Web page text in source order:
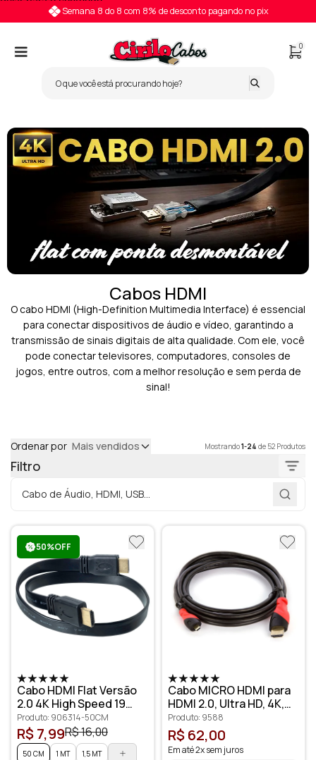
Semana 8 do 8 com 8% de desconto pagando no pix
0
Cabos HDMI
O cabo HDMI (High-Definition Multimedia Interface) é essencial
para conectar dispositivos de áudio e vídeo, garantindo a
transmissão de sinais digitais de alta qualidade. Com ele, você
pode conectar televisores, computadores, consoles de
jogos, entre outros, com a melhor resolução e sem perda de
sinal!
Ordenar por Mais vendidos Mostrando1-24 de 52 Produtos
Filtro
50%OFF
Cabo HDMI Flat Versão
2.0 4K High Speed 19
pinos
Produto: 906314-50CM
R$ 7,99R$ 16,00
50 CM 1 MT 1,5 MT
Cabo MICRO HDMI para
HDMI 2.0, Ultra HD, 4K,
3D, 5 metros
Produto: 9588
R$ 62,00
Em até 2x sem juros